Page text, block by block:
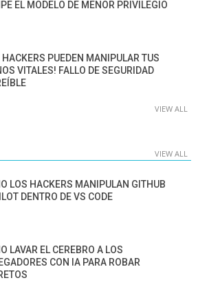
EL MODELO DE MENOR PRIVILEGIO
HACKERS PUEDEN MANIPULAR TUS
VITALES! FALLO DE SEGURIDAD
VIEW ALL
VIEW ALL
LOS HACKERS MANIPULAN GITHUB
DENTRO DE VS CODE
LAVAR EL CEREBRO A LOS
CON IA PARA ROBAR